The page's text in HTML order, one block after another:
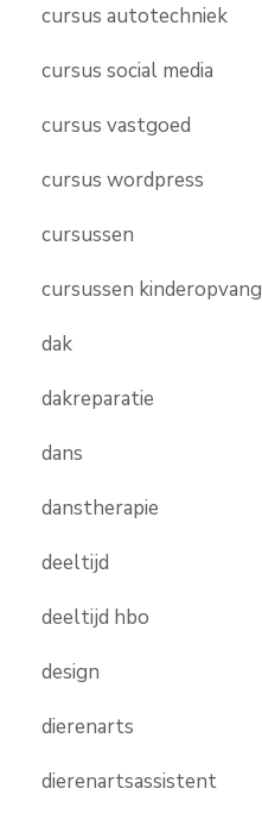
cursus autotechniek
cursus social media
cursus vastgoed
cursus wordpress
cursussen
cursussen kinderopvang
dak
dakreparatie
dans
danstherapie
deeltijd
deeltijd hbo
design
dierenarts
dierenartsassistent